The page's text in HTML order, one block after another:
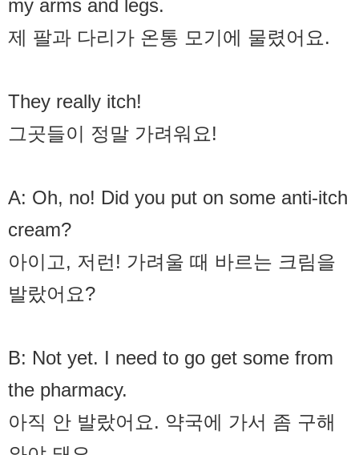
my arms and legs.
제 팔과 다리가 온통 모기에 물렸어요.
They really itch!
그곳들이 정말 가려워요!
A: Oh, no! Did you put on some anti-itch
cream?
아이고, 저런! 가려울 때 바르는 크림을
발랐어요?
B: Not yet. I need to go get some from
the pharmacy.
아직 안 발랐어요. 약국에 가서 좀 구해